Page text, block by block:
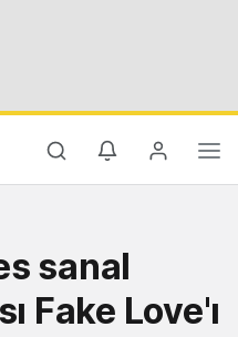
sanal
Fake Love'ı